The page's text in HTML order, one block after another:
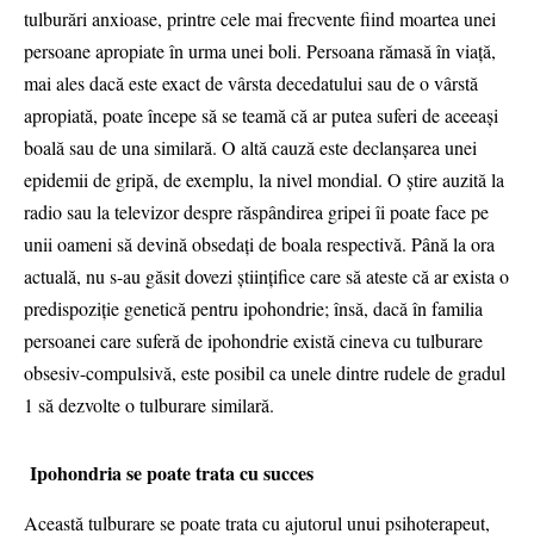
tulburări anxioase, printre cele mai frecvente fiind moartea unei
persoane apropiate în urma unei boli. Persoana rămasă în viaţă,
mai ales dacă este exact de vârsta decedatului sau de o vârstă
apropiată, poate începe să se teamă că ar putea suferi de aceeaşi
boală sau de una similară. O altă cauză este declanşarea unei
epidemii de gripă, de exemplu, la nivel mondial. O ştire auzită la
radio sau la televizor despre răspândirea gripei îi poate face pe
unii oameni să devină obsedaţi de boala respectivă. Până la ora
actuală, nu s-au găsit dovezi ştiinţifice care să ateste că ar exista o
predispoziţie genetică pentru ipohondrie; însă, dacă în familia
persoanei care suferă de ipohondrie există cineva cu tulburare
obsesiv-compulsivă, este posibil ca unele dintre rudele de gradul
1 să dezvolte o tulburare similară.
Ipohondria se poate trata cu succes
Această tulburare se poate trata cu ajutorul unui psihoterapeut,